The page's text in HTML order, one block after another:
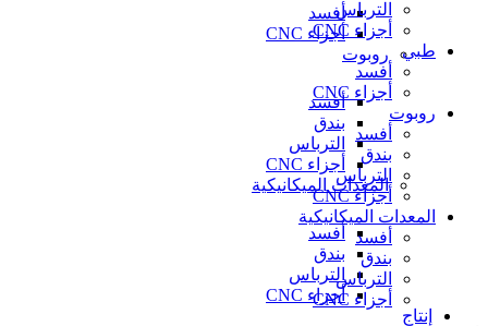
أفسد
أجزاء CNC
روبوت
أفسد
بندق
الترباس
أجزاء CNC
المعدات الميكانيكية
أفسد
بندق
الترباس
أجزاء CNC
إنتاج
الترباس
أجزاء CNC
طبي
أفسد
أجزاء CNC
روبوت
أفسد
بندق
الترباس
أجزاء CNC
المعدات الميكانيكية
أفسد
بندق
الترباس
أجزاء CNC